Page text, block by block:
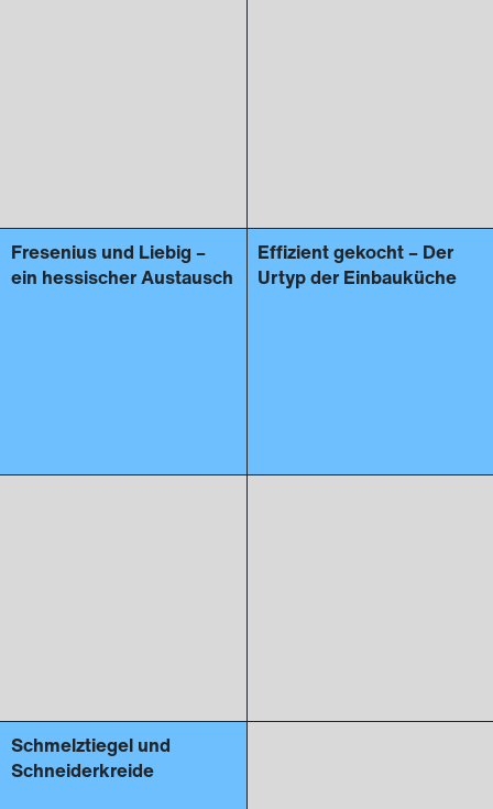
Fresenius und Liebig –
ein hessischer Austausch
Effizient gekocht – Der
Urtyp der Einbauküche
Schmelztiegel und
Schneiderkreide